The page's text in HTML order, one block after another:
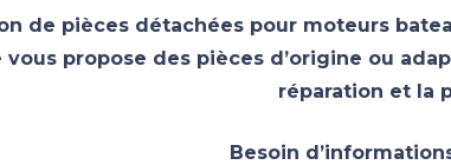
de pièces détachées pour moteurs
vous propose des pièces d’origine ou
réparation et la
Besoin